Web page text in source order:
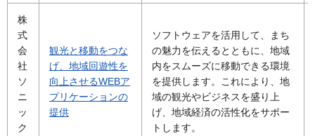
株
式
会
社
ソ
ニ
ッ
ク
観光と移動をつな
げ、地域回遊性を
向上させるWEBア
プリケーションの
提供
ソフトウェアを活用して、まち
の魅力を伝えるとともに、地域
内をスムーズに移動できる環境
を提供します。これにより、地
域の観光やビジネスを盛り上
げ、地域経済の活性化をサポー
トします。